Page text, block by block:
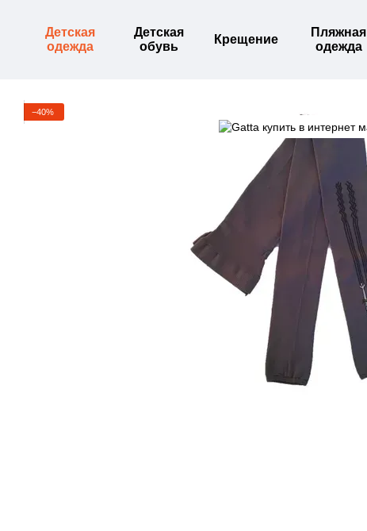
Детская
одежда
Детская
обувь
Крещение
Пляжная
одежда
−40%